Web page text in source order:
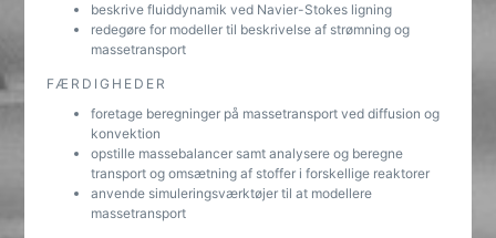
beskrive fluiddynamik ved Navier-Stokes ligning
redegøre for modeller til beskrivelse af strømning og
massetransport
FÆRDIGHEDER
foretage beregninger på massetransport ved diffusion og
konvektion
opstille massebalancer samt analysere og beregne
transport og omsætning af stoffer i forskellige reaktorer
anvende simuleringsværktøjer til at modellere
massetransport